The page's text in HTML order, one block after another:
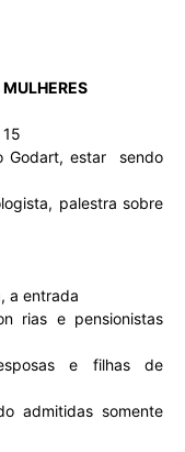
Godart, estar sendo
palestra sobre
a entrada
rias e pensionistas
e filhas de
admitidas somente